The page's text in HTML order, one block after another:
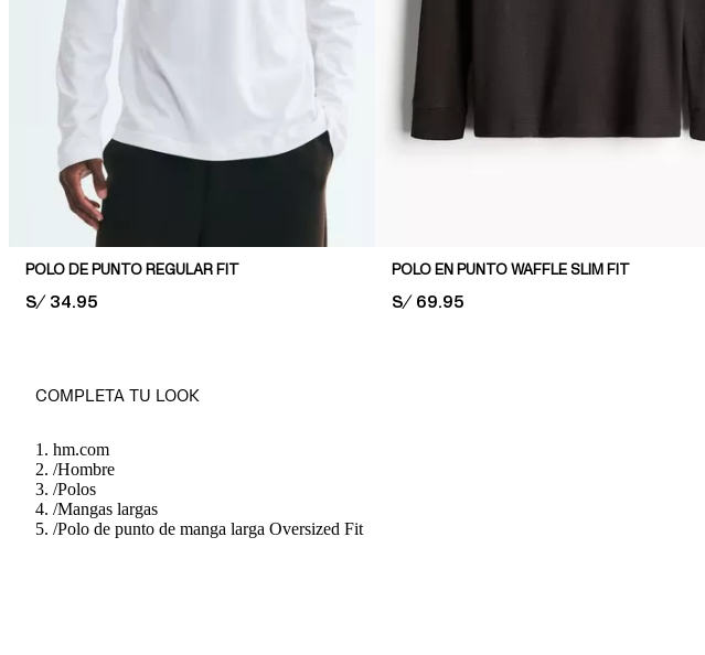
POLO DE PUNTO REGULAR FIT
PRICE:
S/ 34.95
POLO EN PUNTO WAFFLE SLIM FIT
PRICE:
S/ 69.95
COMPLETA TU LOOK
hm.com
/Hombre
/Polos
/Mangas largas
/Polo de punto de manga larga Oversized Fit